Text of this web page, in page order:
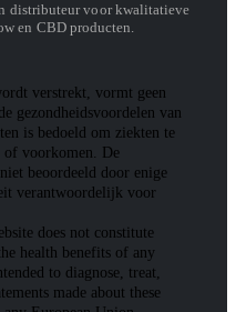
distributeur voor kwalitatieve
en CBD producten.
verstrekt, vormt geen
gezondheidsvoordelen van
is bedoeld om ziekten te
of voorkomen. De
beoordeeld door enige
verantwoordelijk voor
does not constitute
health benefits of any
to diagnose, treat,
made about these